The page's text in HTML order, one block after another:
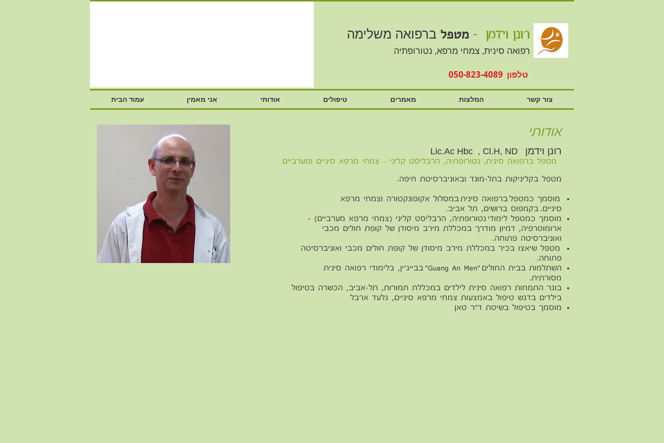
רונן וידמן - מטפל ברפואה משלימה
רפואה סינית, צמחי מרפא, נטורופתיה
טלפון 050-823-4089
צור קשר המלצות מאמרים טיפולים אודותי אני מאמין עמוד הבית
אודותי
רונן וידמן
מטפל בקליניקות בתל-מונד ובאוניברסיטת חיפה.
מוסמך כמטפל ברפואה סינית במסלול אקופונקטורה וצמחי מרפא
סיניים. בקמפוס ברושים, תל אביב.
מוסמך כמטפל לימודי נטורופתיה, הרבליסט קליני (צמחי מרפא מערביים) -
ארומוטרפיה, דמיון מודרך במכללת מירב מיסודן של קופת חולים מכבי
ואוניברסיטה פתוחה.
מטפל שיאצו בכיר במכללת מירב מיסודן של קופת חולים מכבי ואוניברסיטה
פתוחה.
השתלמות בבית החולים "Guang An Men" בבייג'ין, בלימודי רפואה סינית
מסורתית.
בוגר התמחות רפואה סינית לילדים במכללת תמורות, תל-אביב, הכשרה בטיפול
בילדים בדגש טיפול באמצעות צמחי מרפא סיניים, גלעד ארבל
מוסמך בטיפול בשיטת ד"ר טאן